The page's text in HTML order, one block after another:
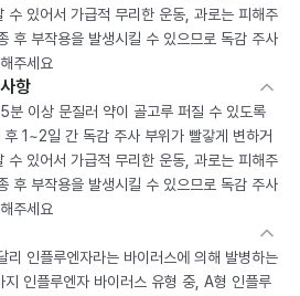
수 있어서 가급적 무리한 운동, 과로는 피해주
후 부작용을 발생시킬 수 있으므로 독감 주사
주세요
항
분 이상 문질러 약이 골고루 퍼질 수 있도록
1~2일 간 독감 주사 부위가 빨갛게 변하거
수 있어서 가급적 무리한 운동, 과로는 피해주
후 부작용을 발생시킬 수 있으므로 독감 주사
주세요
리 인플루엔자라는 바이러스에 의해 발병하는
인플루엔자 바이러스 유형 중, A형 인플루